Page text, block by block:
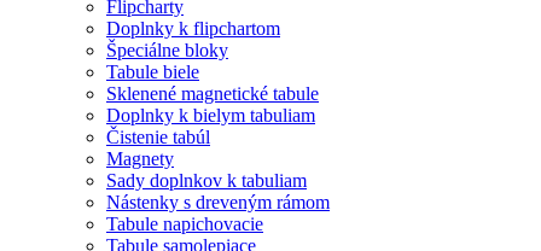
Flipcharty
Doplnky k flipchartom
Špeciálne bloky
Tabule biele
Sklenené magnetické tabule
Doplnky k bielym tabuliam
Čistenie tabúl
Magnety
Sady doplnkov k tabuliam
Nástenky s dreveným rámom
Tabule napichovacie
Tabule samolepiace